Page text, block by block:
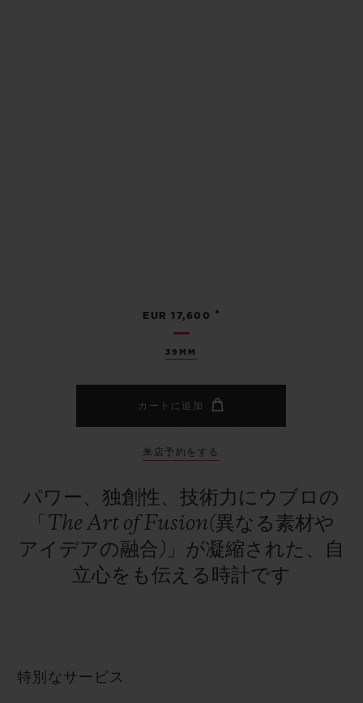
39MM
EUR 17,600 •
カートに追加
来店予約をする
パワー、独創性、技術力にウブロの
「The Art of Fusion(異なる素材や
アイデアの融合)」が凝縮された、自
立心をも伝える時計です
特別なサービス